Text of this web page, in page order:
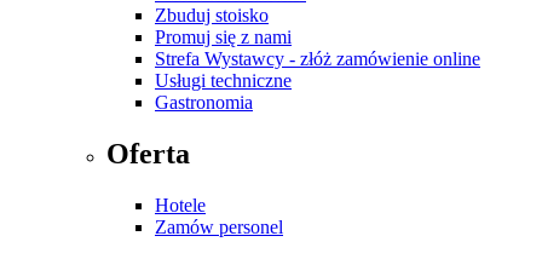
Zbuduj stoisko
Promuj się z nami
Strefa Wystawcy - złóż zamówienie online
Usługi techniczne
Gastronomia
Oferta
Hotele
Zamów personel